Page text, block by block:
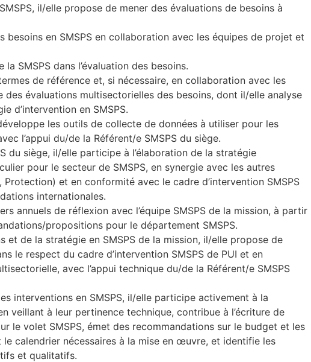
il/elle propose de mener des évaluations de besoins à
besoins en SMSPS en collaboration avec les équipes de projet et
SMSPS dans l’évaluation des besoins.
de référence et, si nécessaire, en collaboration avec les
des évaluations multisectorielles des besoins, dont il/elle analyse
d’intervention en SMSPS.
les outils de collecte de données à utiliser pour les
l’appui du/de la Référent/e SMSPS du siège.
du siège, il/elle participe à l’élaboration de la stratégie
pour le secteur de SMSPS, en synergie avec les autres
et en conformité avec le cadre d’intervention SMSPS
internationales.
annuels de réflexion avec l’équipe SMSPS de la mission, à partir
propositions pour le département SMSPS.
et de la stratégie en SMSPS de la mission, il/elle propose de
le respect du cadre d’intervention SMSPS de PUI et en
avec l’appui technique du/de la Référent/e SMSPS
interventions en SMSPS, il/elle participe activement à la
veillant à leur pertinence technique, contribue à l’écriture de
le volet SMSPS, émet des recommandations sur le budget et les
le calendrier nécessaires à la mise en œuvre, et identifie les
et qualitatifs.